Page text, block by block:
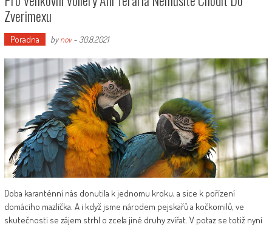
Zverimexu
Poradna bynov- 30.8.2021
Doba karanténní nás donutila k jednomu kroku, a sice k pořízení
domácího mazlíčka. A i když jsme národem pejskařů a kočkomilů, ve
skutečnosti se zájem strhl o zcela jiné druhy zvířat. V potaz se totiž nyní